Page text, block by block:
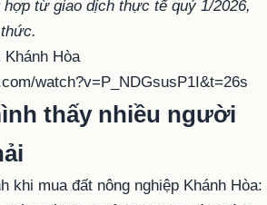
từ giao dịch thực tế quý 1/2026,
Khánh Hòa
watch?v=P_NDGsusP1I&t=26s
thấy nhiều người